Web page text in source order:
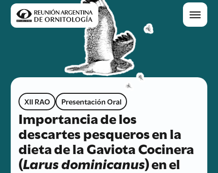
XII RAO Presentación Oral
Importancia de los
descartes pesqueros en la
dieta de la Gaviota Cocinera
(Larus dominicanus) en el